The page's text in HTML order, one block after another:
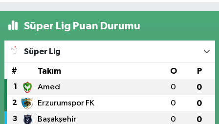
Süper Lig Puan Durumu
Süper Lig
# Takım O P
1 Amed 0 0
2 Erzurumspor FK 0 0
3 Başakşehir 0 0